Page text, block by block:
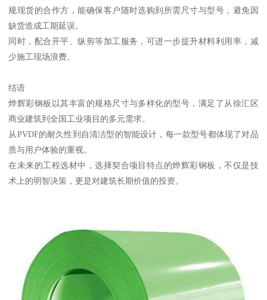
规现货的合作方，能确保客户随时选购到所需尺寸与型号，避免因
缺货造成工期延误。
同时，配合开平、纵剪等加工服务，可进一步提升材料利用率，减
少施工现场浪费。
结语
烨辉彩钢板以其丰富的规格尺寸与多样化的型号，满足了从徐汇区
商业建筑到全国工业项目的多元需求。
从PVDF的耐久性到自清洁型的智能设计，每一款型号都体现了对品
质与用户体验的重视。
在未来的工程选材中，选择契合项目特点的烨辉彩钢板，不仅是技
术上的明智决策，更是对建筑长期价值的投资。